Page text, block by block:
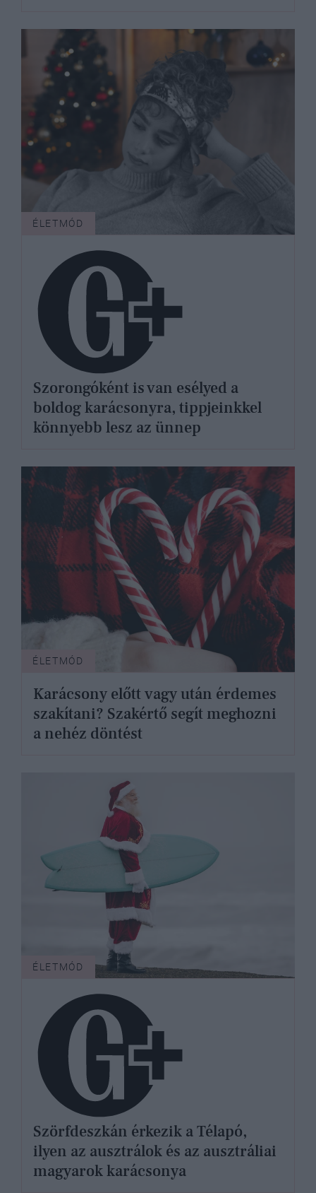
ÉLETMÓD
Szorongóként is van esélyed a
boldog karácsonyra, tippjeinkkel
könnyebb lesz az ünnep
ÉLETMÓD
Karácsony előtt vagy után érdemes
szakítani? Szakértő segít meghozni
a nehéz döntést
ÉLETMÓD
Szörfdeszkán érkezik a Télapó,
ilyen az ausztrálok és az ausztráliai
magyarok karácsonya